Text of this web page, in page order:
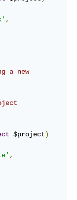
,
$project)
,